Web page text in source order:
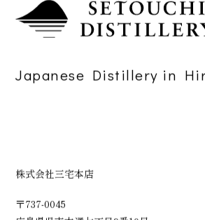
Japanese Distillery in
株式会社三宅本店
〒737-0045